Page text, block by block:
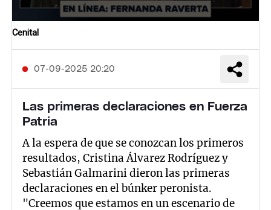
Cenital
07-09-2025 20:20
Las primeras declaraciones en Fuerza
Patria
A la espera de que se conozcan los primeros
resultados, Cristina Álvarez Rodríguez y
Sebastián Galmarini dieron las primeras
declaraciones en el búnker peronista.
"Creemos que estamos en un escenario de